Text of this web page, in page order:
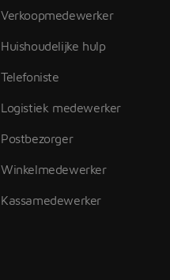
Verkoopmedewerker
Huishoudelijke hulp
Telefoniste
Logistiek medewerker
Postbezorger
Winkelmedewerker
Kassamedewerker